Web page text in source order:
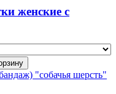
женские с